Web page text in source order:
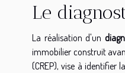
Le
La réalisation d'un
immobilier construit
(CREP), vise à identifier la